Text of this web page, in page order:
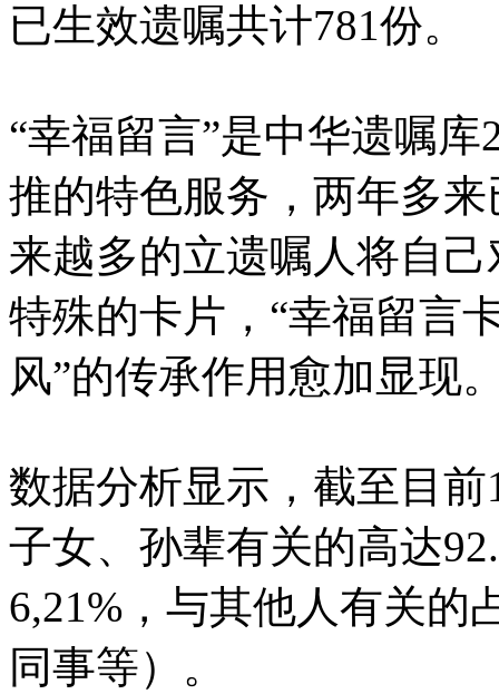
已生效遗嘱共计781份。
“幸福留言”是中华遗嘱
推的特色服务，两年多
来越多的立遗嘱人将自
特殊的卡片，“幸福留言
风”的传承作用愈加显现
数据分析显示，截至目
子女、孙辈有关的高达
6,21%，与其他人有关的
同事等）。